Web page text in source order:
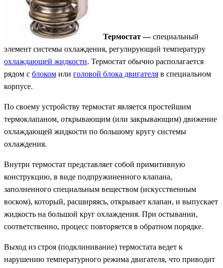
Термостат —специальный
элемент системы охлаждения, регулирующий температуру
охлаждающей жидкости. Термостат обычно располагается
рядом с блоком или головой блока двигателя в специальном
корпусе.
По своему устройству термостат является простейшим
термоклапаном, открывающим (или закрывающим) движение
охлаждающей жидкости по большому кругу системы
охлаждения.
Внутри термостат представляет собой примитивную
конструкцию, в виде подпружиненного клапана,
заполненного специальным веществом (искусственным
воском), который, расширяясь, открывает клапан, и выпускает
жидкость на большой круг охлаждения. При остывании,
соответственно, процесс повторяется в обратном порядке.
Выход из строя (подклинивание) термостата ведет к
нарушению температурного режима двигателя, что приводит